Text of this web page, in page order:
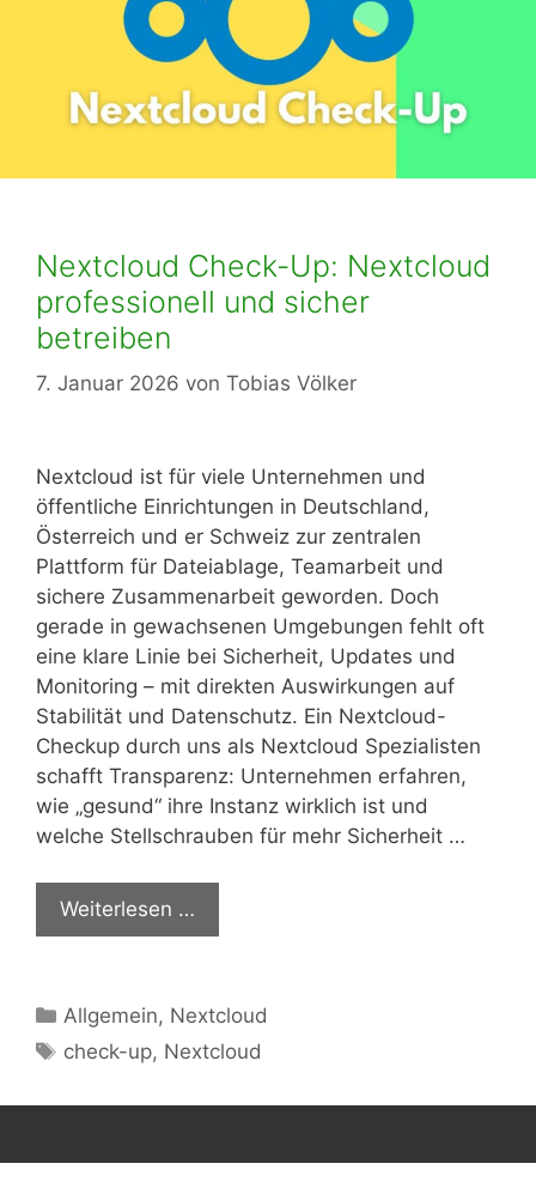
Nextcloud Check-Up: Nextcloud
professionell und sicher
betreiben
7. Januar 2026 von Tobias Völker
Nextcloud ist für viele Unternehmen und
öffentliche Einrichtungen in Deutschland,
Österreich und er Schweiz zur zentralen
Plattform für Dateiablage, Teamarbeit und
sichere Zusammenarbeit geworden. Doch
gerade in gewachsenen Umgebungen fehlt oft
eine klare Linie bei Sicherheit, Updates und
Monitoring – mit direkten Auswirkungen auf
Stabilität und Datenschutz. Ein Nextcloud-
Checkup durch uns als Nextcloud Spezialisten
schafft Transparenz: Unternehmen erfahren,
wie „gesund“ ihre Instanz wirklich ist und
welche Stellschrauben für mehr Sicherheit …
Weiterlesen …
Kategorien
Allgemein, Nextcloud
Schlagwörter
check-up, Nextcloud